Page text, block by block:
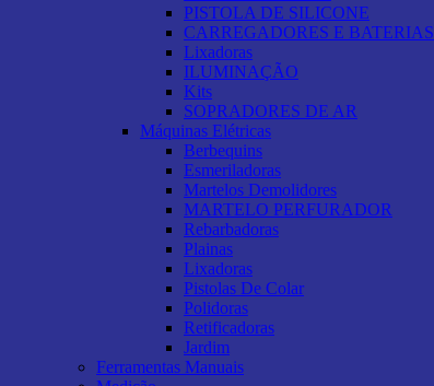
PISTOLA DE SILICONE
CARREGADORES E BATERIAS
Lixadoras
ILUMINAÇÃO
Kits
SOPRADORES DE AR
Máquinas Elétricas
Berbequins
Esmeriladoras
Martelos Demolidores
MARTELO PERFURADOR
Rebarbadoras
Plainas
Lixadoras
Pistolas De Colar
Polidoras
Retificadoras
Jardim
Ferramentas Manuais